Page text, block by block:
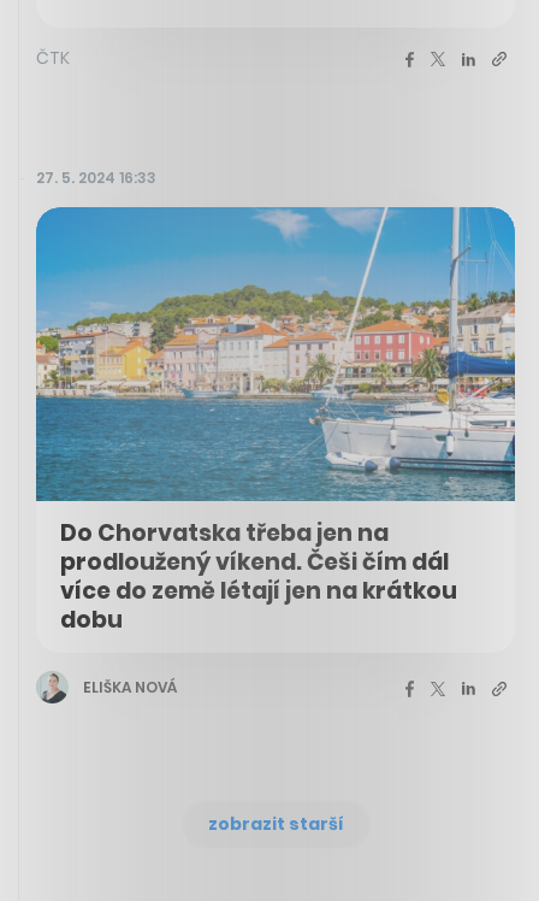
ČTK
27. 5. 2024 16:33
Do Chorvatska třeba jen na
prodloužený víkend. Češi čím dál
více do země létají jen na krátkou
dobu
ELIŠKA NOVÁ
zobrazit starší